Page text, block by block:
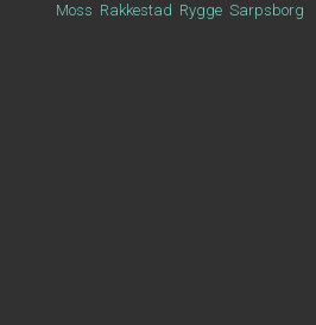
Moss Rakkestad Rygge Sarpsborg